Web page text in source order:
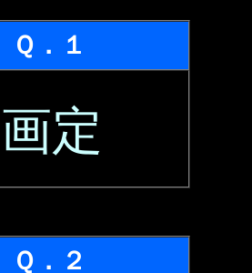
Ｑ．１
画定
Ｑ．２